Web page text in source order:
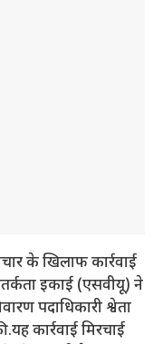
के खिलाफ कार्रवाई
इकाई (एसवीयू) ने
पदाधिकारी श्वेता
कार्रवाई मिरचाई